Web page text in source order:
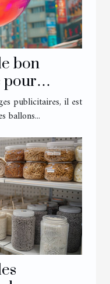
bon
pour
publicitaires, il est
ballons...